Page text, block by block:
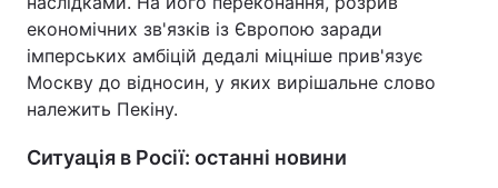
економічних зв'язків із Європою заради
імперських амбіцій дедалі міцніше прив'язує
Москву до відносин, у яких вирішальне слово
належить Пекіну.
Ситуація в Росії: останні новини